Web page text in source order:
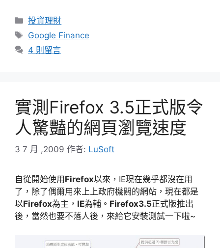
分
類
投資理財
標
籤
Google Finance
4 則留言
實測Firefox 3.5正式版令
人驚豔的網頁瀏覽速度
3 7 月 ,2009 作者: LuSoft
自從開始使用 Firefox以來，IE現在幾乎都沒在用
了，除了偶爾用來上上政府機關的網站，現在都是
以Firefox為主， IE為輔。 Firefox3.5正式版推出
後，當然也要不落人後，來給它安裝測試一下啦~